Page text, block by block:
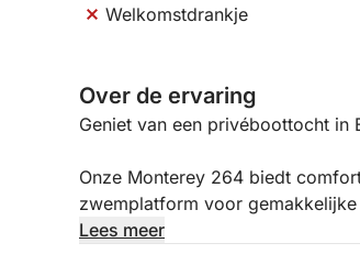
Welkomstdrankje
Over de ervaring
Geniet van een privéboottocht in
Onze Monterey 264 biedt
zwemplatform voor
te zwemmen en te genieten van
Lees meer